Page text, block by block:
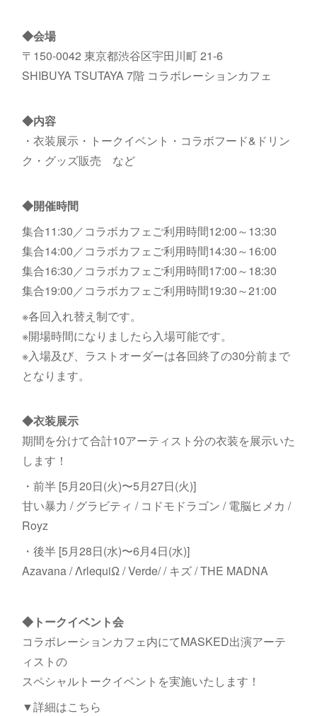
◆会場
〒150-0042 東京都渋谷区宇田川町 21-6
SHIBUYA TSUTAYA 7階 コラボレーションカフェ
◆内容
・衣装展示・トークイベント・コラボフード&ドリン
ク・グッズ販売 など
◆開催時間
集合11:30／コラボカフェご利用時間12:00～13:30
集合14:00／コラボカフェご利用時間14:30～16:00
集合16:30／コラボカフェご利用時間17:00～18:30
集合19:00／コラボカフェご利用時間19:30～21:00
※各回入れ替え制です。
※開場時間になりましたら入場可能です。
※入場及び、ラストオーダーは各回終了の30分前まで
となります。
◆衣装展示
期間を分けて合計10アーティスト分の衣装を展示いた
します！
・前半 [5月20日(火)〜5月27日(火)]
甘い暴力 / グラビティ / コドモドラゴン / 電脳ヒメカ /
Royz
・後半 [5月28日(水)〜6月4日(水)]
Azavana / ΛrlequiΩ / Verde/ / キズ / THE MADNA
◆トークイベント会
コラボレーションカフェ内にてMASKED出演アーテ
ィストの
スペシャルトークイベントを実施いたします！
▼詳細はこちら